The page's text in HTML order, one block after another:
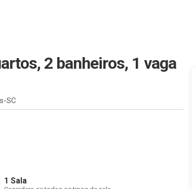
2 banheiros, 1 vaga
SC
1 Sala